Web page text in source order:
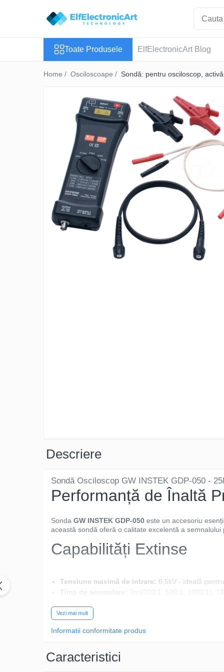
Instrumente de masura si control
Surse de alimentare
Osciloscoape AXIOMET
Osciloscoape B&K PRECISION
Toate Produsele ElfElectronicArt Blog
Home / Osciloscoape / Sondă: pentru osciloscop,
Descriere
Sondă Osciloscop GW INSTEK GDP-050 -
Performanță de Înaltă
Sonda GW INSTEK GDP-050 este un accesoriu
această sondă oferă o calitate excelentă a
Capabilități Extinse
Tensiune maximă de intrare: 6,5kV - ideală
Timp de acumulare:
7ns(200:1, 500:1, 1000:1),
Fiabilitate și Conectivitate
Design Ergonomic
Vezi mai mult
Informatii conformitate produs
Caracteristici